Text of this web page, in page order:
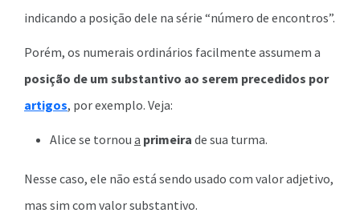
indicando a posição dele na série “número de encontros”.
Porém, os numerais ordinários facilmente assumem a
posição de um substantivo ao serem precedidos por
artigos, por exemplo. Veja:
Alice se tornou a primeira de sua turma.
Nesse caso, ele não está sendo usado com valor adjetivo,
mas sim com valor substantivo.